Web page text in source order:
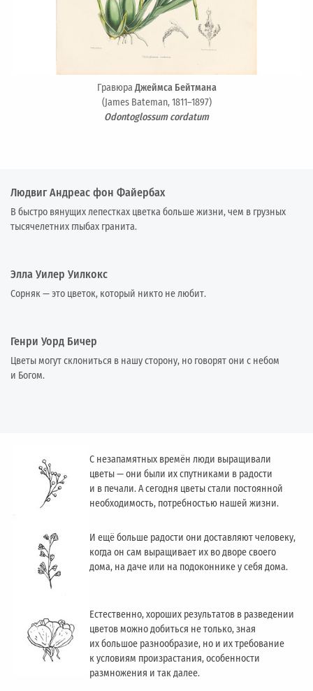
ГравюраДжеймса Бейтмана
(James Bateman, 1811–1897)
Odontoglossum cordatum
Людвиг Андреас фон Файербах
В быстро вянущих лепестках цветка больше жизни, чем в грузных
тысячелетних глыбах гранита.
Элла Уилер Уилкокс
Сорняк — это цветок, который никто не любит.
Генри Уорд Бичер
Цветы могут склониться в нашу сторону, но говорят они с небом
и Богом.
С незапамятных времён люди выращивали
цветы — они были их спутниками в радости
и в печали. А сегодня цветы стали постоянной
необходимость, потребностью нашей жизни.
И ещё больше радости они доставляют человеку,
когда он сам выращивает их во дворе своего
дома, на даче или на подоконнике у себя дома.
Естественно, хороших результатов в разведении
цветов можно добиться не только, зная
их большое разнообразие, но и их требование
к условиям произрастания, особенности
размножения и так далее.